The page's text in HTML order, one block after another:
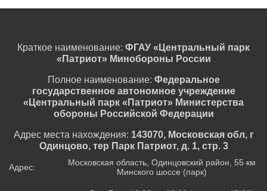
Краткое наименование: ФГАУ «Центральный парк
«Патриот» Минобороны России
Полное наименование: Федеральное
государственное автономное учреждение
«Центральный парк «Патриот» Министерства
обороны Российской Федерации
Адрес места нахождения: 143070, Московская обл, г
Одинцово, тер Парк Патриот, д. 1, стр. 3
Адрес:
Московская область, Одинцовский район, 55 км
Минского шоссе (парк)